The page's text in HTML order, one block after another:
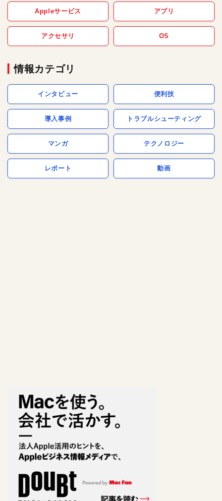
Appleサービス アプリ
アクセサリ OS
情報カテゴリ
インタビュー 便利技
導入事例 トラブルシューティング
マンガ テクノロジー
レポート 動画